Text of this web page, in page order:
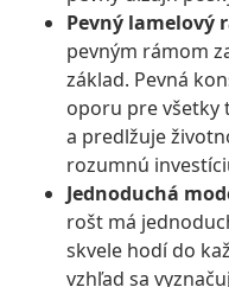
Pevný lamelový
pevným rámom
základ. Pevná
oporu pre všetky
a predlžuje
rozumnú
Jednoduchá
rošt má
skvele hodí do
vzhľad sa